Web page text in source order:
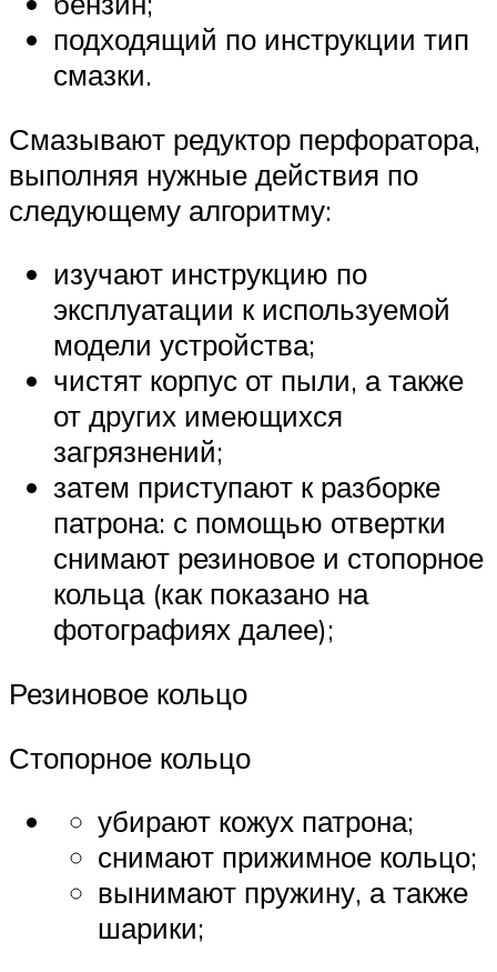
подходящий по инструкции тип
смазки.
Смазывают редуктор перфоратора,
выполняя нужные действия по
следующему алгоритму:
изучают инструкцию по
эксплуатации к используемой
модели устройства;
чистят корпус от пыли, а также
от других имеющихся
загрязнений;
затем приступают к разборке
патрона: с помощью отвертки
снимают резиновое и стопорное
кольца (как показано на
фотографиях далее);
Резиновое кольцо
Стопорное кольцо
убирают кожух патрона;
снимают прижимное кольцо;
вынимают пружину, а также
шарики;